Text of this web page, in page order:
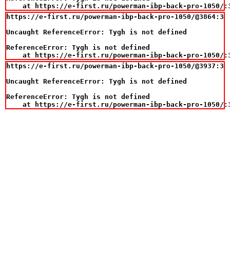
at https://e-first.ru/powerman-ibp-back-pro-1050/
https://e-first.ru/powerman-ibp-back-pro-1050/@3864:3
Uncaught ReferenceError: Tygh is not defined
ReferenceError: Tygh is not defined
at https://e-first.ru/powerman-ibp-back-pro-1050/
https://e-first.ru/powerman-ibp-back-pro-1050/@3937:3
Uncaught ReferenceError: Tygh is not defined
ReferenceError: Tygh is not defined
at https://e-first.ru/powerman-ibp-back-pro-1050/